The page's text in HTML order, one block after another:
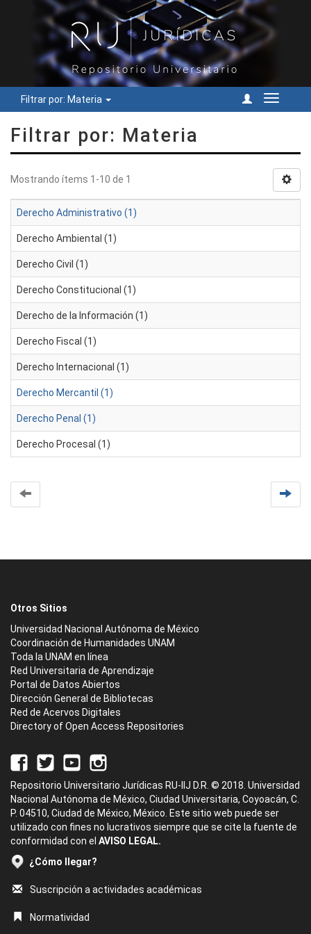
Filtrar por: Materia
Cambiar
Filtrar por: Materia
Mostrando ítems 1-10 de 1
Derecho Administrativo (1)
Derecho Ambiental (1)
Derecho Civil (1)
Derecho Constitucional (1)
Derecho de la Información (1)
Derecho Fiscal (1)
Derecho Internacional (1)
Derecho Mercantil (1)
Derecho Penal (1)
Derecho Procesal (1)
Otros Sitios
Universidad Nacional Autónoma de México
Coordinación de Humanidades UNAM
Toda la UNAM en línea
Red Universitaria de Aprendizaje
Portal de Datos Abiertos
Dirección General de Bibliotecas
Red de Acervos Digitales
Directory of Open Access Repositories
Repositorio Universitario Jurídicas RU-IIJ D.R. © 2018. Universidad
Nacional Autónoma de México, Ciudad Universitaria, Coyoacán, C.
P. 04510, Ciudad de México, México. Este sitio web puede ser
utilizado con fines no lucrativos siempre que se cite la fuente de
conformidad con el AVISO LEGAL.
¿Cómo llegar?
Suscripción a actividades académicas
Normatividad